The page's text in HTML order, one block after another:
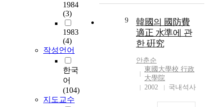
1984
(3)
1983
(4)
작성언어
한국
어
(104)
지도교수
들은 現行 法規下의
범법자로만 볼 경우에
는 엄격한 刑事 處罰
對象者로서 건전한 정
신을 가진 일반 國民
과 社會로부터 隔離
시켜야 당연한 것이
다. 다음은 공급 측면
and U.S., Russia's
efforts to survive the
military power and
efforts to seize the
supremacy by
America. Since the
Sept. 11, 2001 terrorist
attacks in the U.S, the
9
韓國의 國防費
適正 水準에 관
한 硏究
안춘순
東國大學校 行政
大學院
2002
국내석사